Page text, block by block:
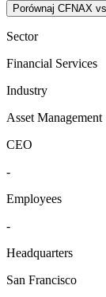
Porównaj CFNAX
Sector
Financial Services
Industry
Asset Management
CEO
-
Employees
-
Headquarters
San Francisco